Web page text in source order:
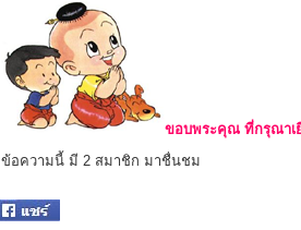
ขอบพระคุณ ที่กรุณาเ
ข้อความนี้ มี 2 สมาชิก มาชื่นชม